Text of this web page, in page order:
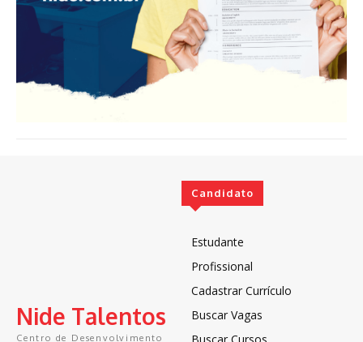
Nide Talentos
Centro de Desenvolvimento
Candidato
Estudante
Profissional
Cadastrar Currículo
Buscar Vagas
Buscar Cursos